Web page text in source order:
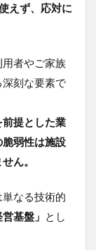
えず、応対に
者やご家族
刻な要素で
前提とした業
弱性は施設
ん。
なる技術的
基盤」 とし